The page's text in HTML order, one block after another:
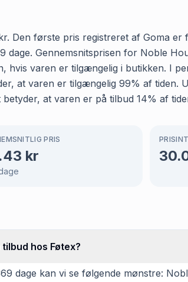
Den første pris registreret af Goma
Gennemsnitsprisen for Noble
hvis varen er tilgængelig i butikken. I
at varen er tilgængelig 99% af
at varen er på tilbud 14% af
PRIS
kr
hos Føtex?
dage kan vi se følgende mønstre: